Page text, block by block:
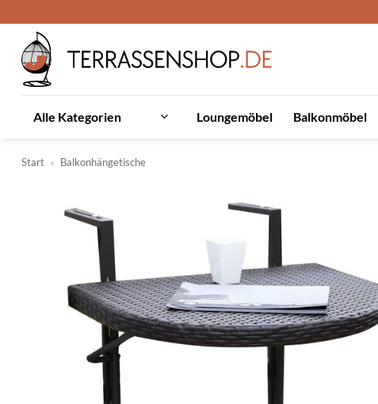
Inhalt
springen
Alle Kategorien Loungemöbel Balkonmöbel
Start » Balkonhängetische